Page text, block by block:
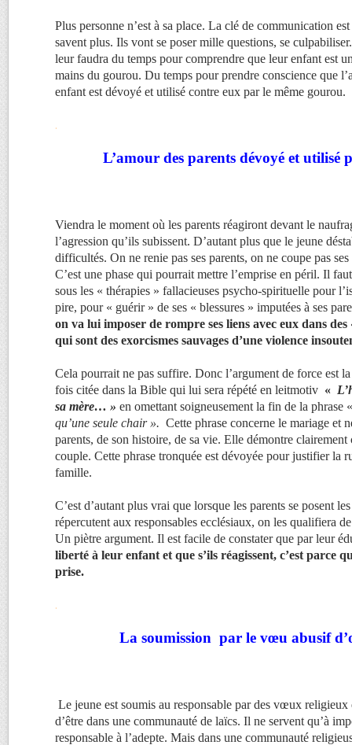
Plus personne n’est à sa place. La clé de communication
savent plus. Ils vont se poser mille questions, se
leur faudra du temps pour comprendre que leur enfant est
mains du gourou. Du temps pour prendre conscience que
enfant est dévoyé et utilisé contre eux par le même gourou.
.
L’amour des parents dévoyé et utilisé
Viendra le moment où les parents réagiront devant le
l’agression qu’ils subissent. D’autant plus que le jeune
difficultés. On ne renie pas ses parents, on ne coupe pas
C’est une phase qui pourrait mettre l’emprise en péril. Il
sous les « thérapies » fallacieuses psycho-spirituelle pour
pire, pour « guérir » de ses « blessures » imputées à ses
on va lui imposer de rompre ses liens avec eux dans
qui sont des exorcismes sauvages d’une violence
Cela pourrait ne pas suffire. Donc l’argument de force est
fois citée dans la Bible qui lui sera répété en leitmotiv «
sa mère… » en omettant soigneusement la fin de la phrase
qu’une seule chair ». Cette phrase concerne le mariage et
parents, de son histoire, de sa vie. Elle démontre
couple. Cette phrase tronquée est dévoyée pour justifier la
famille.
C’est d’autant plus vrai que lorsque les parents se posent
répercutent aux responsables ecclésiaux, on les qualifiera
Un piètre argument. Il est facile de constater que par leur
liberté à leur enfant et que s’ils réagissent, c’est parce
prise.
.
La soumission par le vœu abusif
Le jeune est soumis au responsable par des vœux religieux
d’être dans une communauté de laïcs. Il ne servent qu’à
responsable à l’adepte. Mais dans une communauté